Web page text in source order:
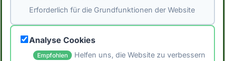
konsultiere einen Arzt oder Ernährungsberater.
um individuelle Empfehlungen zu erhalten.*
Erforderlich für die Grundfunktionen der Website
Analyse Cookies
Empfohlen
Helfen uns, die Website zu verbessern